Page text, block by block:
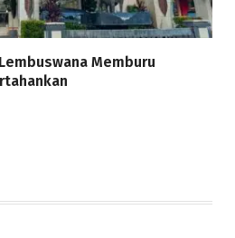
Memburu